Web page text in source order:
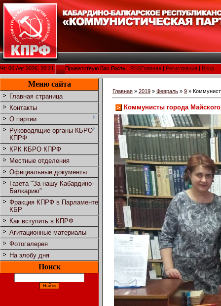
Чт, 06 Авг 2026, 20:21 Приветствую Вас Гость RSSГлавная Регистрация Вход
Меню сайта
Главная страница
Контакты
О партии
Руководящие органы КБРО
КПРФ
КРК КБРО КПРФ
Местные отделения
Официальные документы
Газета "За нашу Кабардино-
Балкарию"
Фракция КПРФ в Парламенте
КБР
Как вступить в КПРФ
Агитационные материалы
Фотогалерея
На злобу дня
Поиск
Главная » 2019 » Февраль » 9 »
Коммунисты города